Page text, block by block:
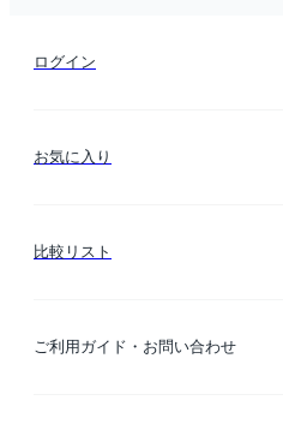
ログイン
お気に入り
比較リスト
ご利用ガイド・お問い合わせ